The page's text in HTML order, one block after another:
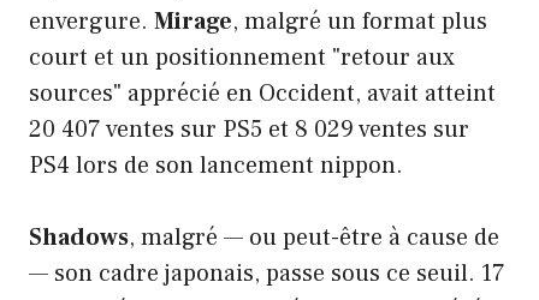
envergure. Mirage, malgré un format plus
court et un positionnement "retour aux
sources" apprécié en Occident, avait atteint
20 407 ventes sur PS5 et 8 029 ventes sur
PS4 lors de son lancement nippon.
Shadows, malgré — ou peut-être à cause de
— son cadre japonais, passe sous ce seuil. 17